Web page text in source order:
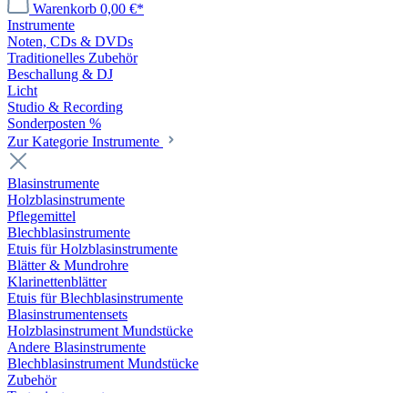
Warenkorb 0,00 €*
Instrumente
Noten, CDs & DVDs
Traditionelles Zubehör
Beschallung & DJ
Licht
Studio & Recording
Sonderposten %
Zur Kategorie Instrumente
Blasinstrumente
Holzblasinstrumente
Pflegemittel
Blechblasinstrumente
Etuis für Holzblasinstrumente
Blätter & Mundrohre
Klarinettenblätter
Etuis für Blechblasinstrumente
Blasinstrumentensets
Holzblasinstrument Mundstücke
Andere Blasinstrumente
Blechblasinstrument Mundstücke
Zubehör